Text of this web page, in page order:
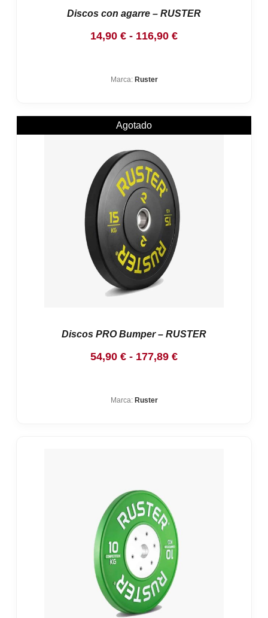
Discos con agarre – RUSTER
14,90 € - 116,90 €Rango
hasta
116,90 €
Marca: Ruster
Agotado
Discos PRO Bumper – RUSTER
54,90 € - 177,89 €Rango
Marca: Ruster